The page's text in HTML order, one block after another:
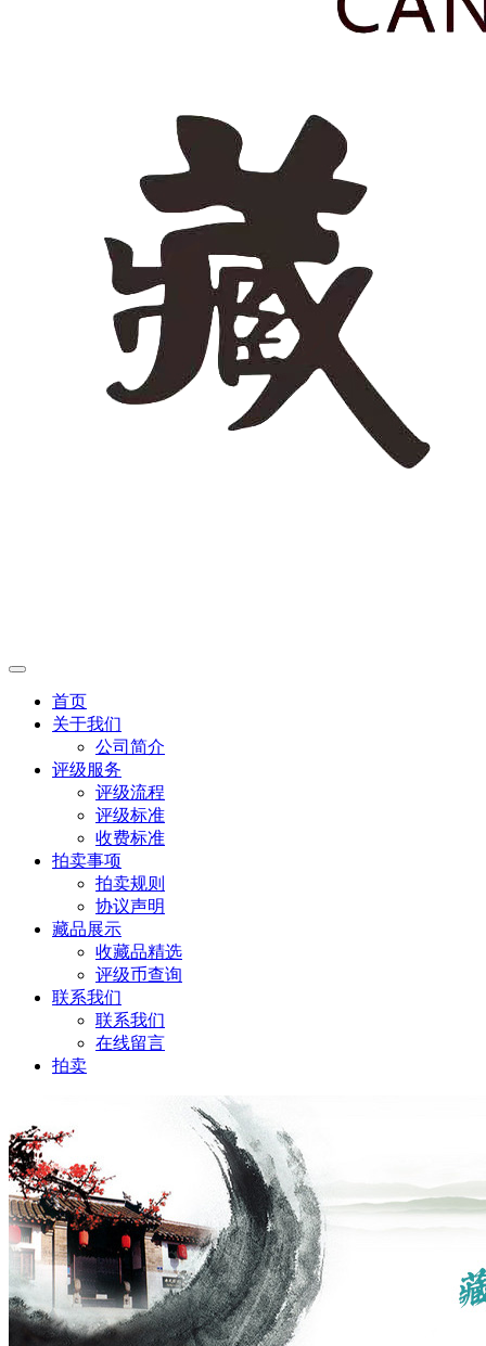
首页
关于我们
公司简介
评级服务
评级流程
评级标准
收费标准
拍卖事项
拍卖规则
协议声明
藏品展示
收藏品精选
评级币查询
联系我们
联系我们
在线留言
拍卖